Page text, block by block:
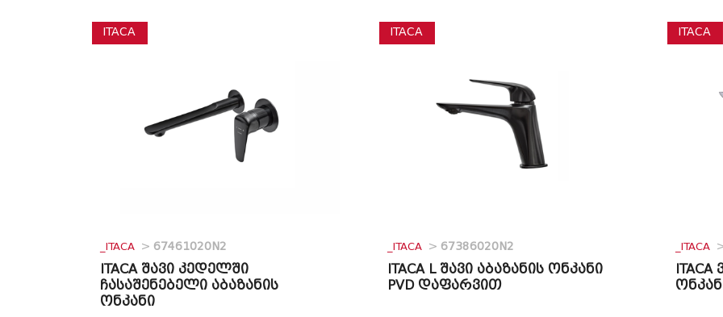
ITACA
_ITACA > 67461020N2
ITACA შავი კედელში
ჩასაშენებელი აბაზანის
ონკანი
ITACA
_ITACA > 67386020N2
ITACA L შავი აბაზანის ონკანი
PVD დაფარვით
ITACA
_ITACA